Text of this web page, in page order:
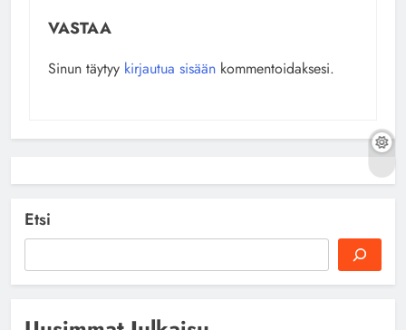
VASTAA
Sinun täytyy kirjautua sisään kommentoidaksesi.
Etsi